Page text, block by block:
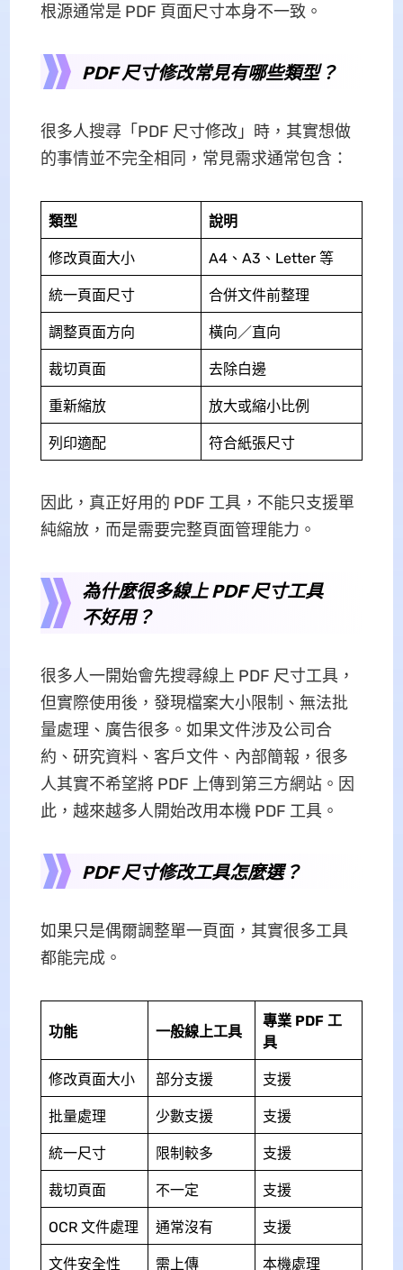
根源通常是 PDF 頁面尺寸本身不一致。
PDF 尺寸修改常見有哪些類型？
很多人搜尋「PDF 尺寸修改」時，其實想做
的事情並不完全相同，常見需求通常包含：
類型 說明
修改頁面大小 A4、A3、Letter 等
統一頁面尺寸 合併文件前整理
調整頁面方向 橫向／直向
裁切頁面 去除白邊
重新縮放 放大或縮小比例
列印適配 符合紙張尺寸
因此，真正好用的 PDF 工具，不能只支援單
純縮放，而是需要完整頁面管理能力。
為什麼很多線上 PDF 尺寸工具
不好用？
很多人一開始會先搜尋線上 PDF 尺寸工具，
但實際使用後，發現檔案大小限制、無法批
量處理、廣告很多。如果文件涉及公司合
約、研究資料、客戶文件、內部簡報，很多
人其實不希望將 PDF 上傳到第三方網站。因
此，越來越多人開始改用本機 PDF 工具。
PDF 尺寸修改工具怎麼選？
如果只是偶爾調整單一頁面，其實很多工具
都能完成。
功能 一般線上工具
專業 PDF 工
具
修改頁面大小 部分支援 支援
批量處理 少數支援 支援
統一尺寸 限制較多 支援
裁切頁面 不一定 支援
OCR 文件處理 通常沒有 支援
文件安全性 需上傳 本機處理